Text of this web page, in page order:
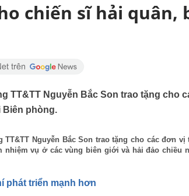
chiến sĩ hải quân,
TT&TT Nguyễn Bắc Son trao tặng cho
Biên phòng.
Nguyễn Bắc Son trao tặng cho các đơn vị
vụ ở các vùng biên giới và hải đảo chiều
phát triển mạnh hơn